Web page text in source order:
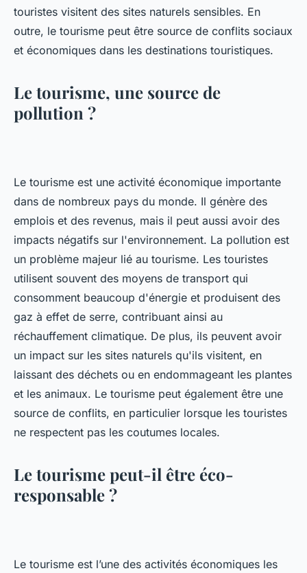
touristes visitent des sites naturels sensibles. En
outre, le tourisme peut être source de conflits sociaux
et économiques dans les destinations touristiques.
Le tourisme, une source de
pollution ?
Le tourisme est une activité économique importante
dans de nombreux pays du monde. Il génère des
emplois et des revenus, mais il peut aussi avoir des
impacts négatifs sur l'environnement. La pollution est
un problème majeur lié au tourisme. Les touristes
utilisent souvent des moyens de transport qui
consomment beaucoup d'énergie et produisent des
gaz à effet de serre, contribuant ainsi au
réchauffement climatique. De plus, ils peuvent avoir
un impact sur les sites naturels qu'ils visitent, en
laissant des déchets ou en endommageant les plantes
et les animaux. Le tourisme peut également être une
source de conflits, en particulier lorsque les touristes
ne respectent pas les coutumes locales.
Le tourisme peut-il être éco-
responsable ?
Le tourisme est l’une des activités économiques les